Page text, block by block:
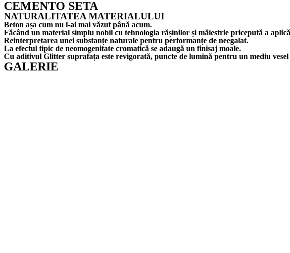
CEMENTO SETA
NATURALITATEA MATERIALULUI
Beton așa cum nu l-ai mai văzut până acum.
Făcând un material simplu nobil cu tehnologia rășinilor și măiestrie pricepută a
Reinterpretarea unei substanțe naturale pentru performanțe de neegalat.
La efectul tipic de neomogenitate cromatică se adaugă un finisaj moale.
Cu aditivul Glitter suprafața este revigorată, puncte de lumină pentru un mediu vesel
GALERIE